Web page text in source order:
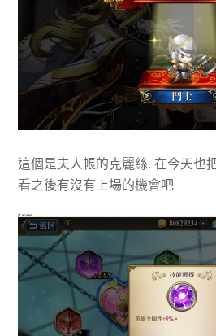
這個是夫人帳的克麗絲. 在今天也
看之後有沒有上場的機會吧